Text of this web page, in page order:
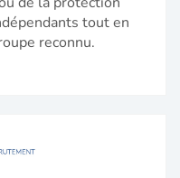
tout en
reconnu.